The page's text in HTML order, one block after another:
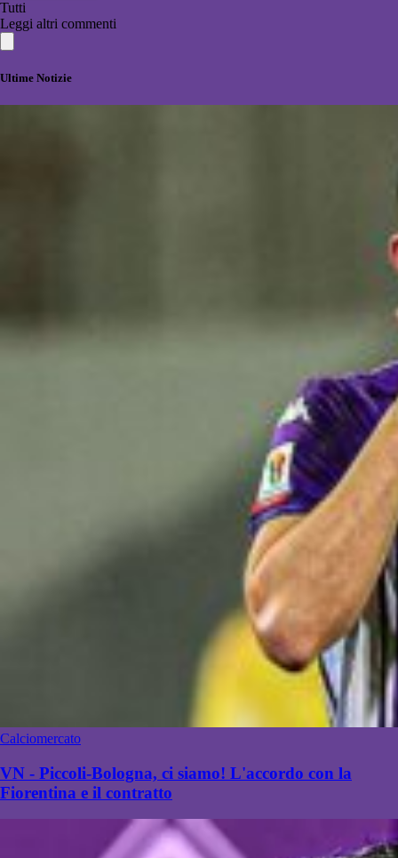
Tutti
Leggi altri commenti
Ultime Notizie
Calciomercato
VN - Piccoli-Bologna, ci siamo! L'accordo con la
Fiorentina e il contratto